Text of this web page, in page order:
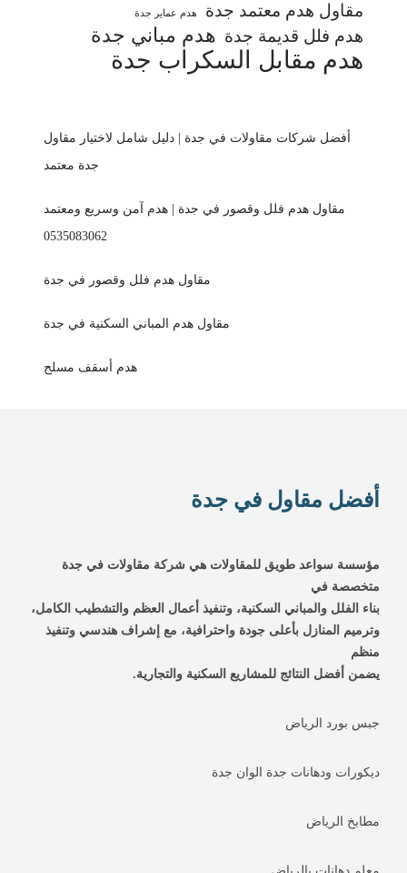
مقاول هدم معتمد جدة هدم عماير جدة
هدم فلل قديمة جدة هدم مباني جدة
هدم مقابل السكراب جدة
أفضل شركات مقاولات في جدة | دليل شامل لاختيار مقاول
جدة معتمد
مقاول هدم فلل وقصور في جدة | هدم آمن وسريع ومعتمد
0535083062
مقاول هدم فلل وقصور في جدة
مقاول هدم المباني السكنية في جدة
هدم أسقف مسلح
أفضل مقاول في جدة
مؤسسة سواعد طويق للمقاولات هي شركة مقاولات في جدة
متخصصة في
بناء الفلل والمباني السكنية، وتنفيذ أعمال العظم والتشطيب الكامل،
وترميم المنازل بأعلى جودة واحترافية، مع إشراف هندسي وتنفيذ
منظم
يضمن أفضل النتائج للمشاريع السكنية والتجارية.
جبس بورد الرياض
ديكورات ودهانات جدة الوان جدة
مطابخ الرياض